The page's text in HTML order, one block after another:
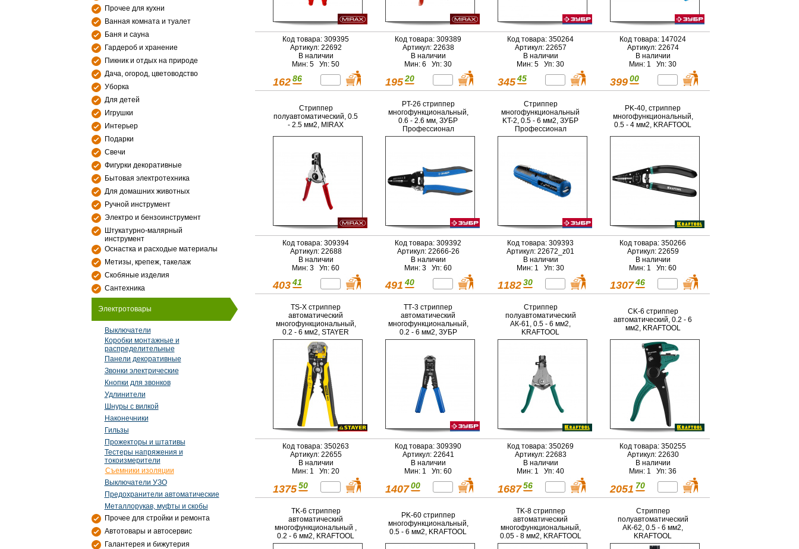
Прочее для кухни
Ванная комната и туалет
Баня и сауна
Гардероб и хранение
Пикник и отдых на природе
Дача, огород, цветоводство
Уборка
Для детей
Игрушки
Интерьер
Подарки
Свечи
Фигурки декоративные
Бытовая электротехника
Для домашних животных
Ручной инструмент
Электро и бензоинструмент
Штукатурно-малярный
инструмент
Оснастка и расходые материалы
Метизы, крепеж, такелаж
Скобяные изделия
Сантехника
Электротовары
Выключатели
Коробки монтажные и
распределительные
Панели декоративные
Звонки электрические
Кнопки для звонков
Удлинители
Шнуры с вилкой
Наконечники
Гильзы
Прожекторы и штативы
Тестеры напряжения и
токоизмерители
Съемники изоляции
Выключатели УЗО
Предохранители автоматические
Металлорукав, муфты и скобы
Прочее для стройки и ремонта
Автотовары и автосервис
Галантерея и бижутерия
Код товара: 309395
Артикул: 22692
В наличии
Мин: 5 Уп: 50
162 86
Код товара: 309389
Артикул: 22638
В наличии
Мин: 6 Уп: 30
195 20
Код товара: 350264
Артикул: 22657
В наличии
Мин: 5 Уп: 30
345 45
Код товара: 147024
Артикул: 22674
В наличии
Мин: 1 Уп: 30
399 00
Стриппер
полуавтоматический, 0.5
- 2.5 мм2, MIRAX
Код товара: 309394
Артикул: 22688
В наличии
Мин: 3 Уп: 60
403 41
PT-26 стриппер
многофункциональный,
0.6 - 2.6 мм, ЗУБР
Профессионал
Код товара: 309392
Артикул: 22666-26
В наличии
Мин: 3 Уп: 60
491 40
Стриппер
многофункциональный
KT-2, 0.5 - 6 мм2, ЗУБР
Профессионал
Код товара: 309393
Артикул: 22672_z01
В наличии
Мин: 1 Уп: 30
1182 30
PK-40, стриппер
многофункциональный,
0.5 - 4 мм2, KRAFTOOL
Код товара: 350266
Артикул: 22659
В наличии
Мин: 1 Уп: 60
1307 46
TS-X стриппер
автоматический
многофункциональный,
0.2 - 6 мм2, STAYER
Код товара: 350263
Артикул: 22655
В наличии
Мин: 1 Уп: 20
1375 50
ТТ-3 стриппер
автоматический
многофункциональный,
0.2 - 6 мм2, ЗУБР
Профессионал
Код товара: 309390
Артикул: 22641
В наличии
Мин: 1 Уп: 60
1407 00
Стриппер
полуавтоматический
АК-61, 0.5 - 6 мм2,
KRAFTOOL
Код товара: 350269
Артикул: 22683
В наличии
Мин: 1 Уп: 40
1687 56
CK-6 стриппер
автоматический, 0.2 - 6
мм2, KRAFTOOL
Код товара: 350255
Артикул: 22630
В наличии
Мин: 1 Уп: 36
2051 70
TK-6 стриппер
автоматический
многофункциональный ,
0.2 - 6 мм2, KRAFTOOL
PK-60 стриппер
многофункциональный,
0.5 - 6 мм2, KRAFTOOL
TK-8 стриппер
автоматический
многофункциональный,
0.05 - 8 мм2, KRAFTOOL
Стриппер
полуавтоматический
АК-62, 0.5 - 6 мм2,
KRAFTOOL